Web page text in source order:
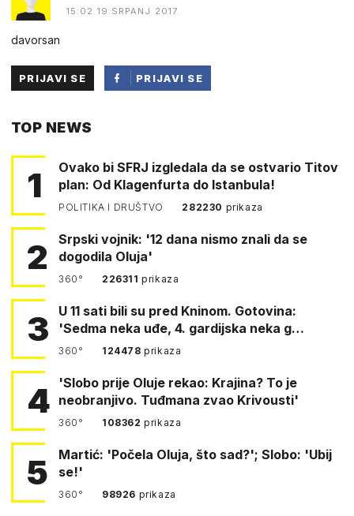
15:02 19.SRPANJ 2017.
davorsan
PRIJAVI SE
PRIJAVI SE
TOP NEWS
1
Ovako bi SFRJ izgledala da se ostvario Titov
plan: Od Klagenfurta do Istanbula!
POLITIKA I DRUŠTVO 282230 prikaza
2
Srpski vojnik: '12 dana nismo znali da se
dogodila Oluja'
360° 226311prikaza
3
U 11 sati bili su pred Kninom. Gotovina:
'Sedma neka uđe, 4. gardijska neka g…
360° 124478prikaza
4
'Slobo prije Oluje rekao: Krajina? To je
neobranjivo. Tuđmana zvao Krivousti'
360° 108362prikaza
5
Martić: 'Počela Oluja, što sad?'; Slobo: 'Ubij
se!'
360° 98926 prikaza